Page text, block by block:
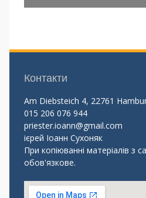
Контакти
Am Diebsteich 4, 22761
015 206 076 944
priester.ioann@gmail.com
ієрей Іоанн Сухоняк
При копіюванні матеріалів з
обов'язкове.